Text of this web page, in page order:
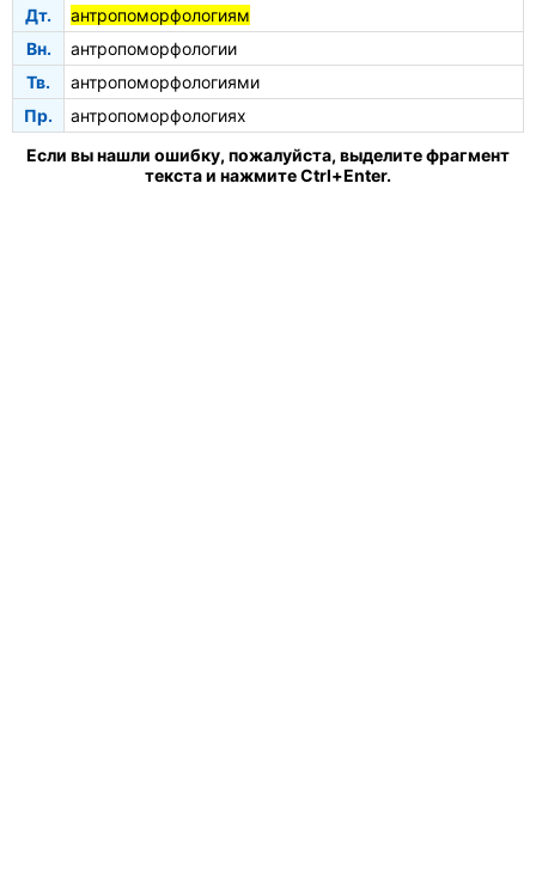
Дт.
антропоморфологиям
Вн.
антропоморфологии
Тв.
антропоморфологиями
Пр.
антропоморфологиях
Если вы нашли ошибку, пожалуйста, выделите фрагмент
текста и нажмите Ctrl+Enter.